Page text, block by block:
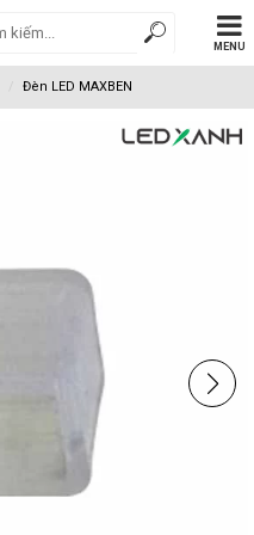
MENU
Đèn LED MAXBEN